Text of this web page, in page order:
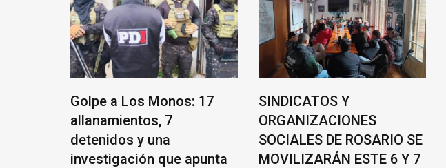
Golpe a Los Monos: 17
allanamientos, 7
detenidos y una
investigación que apunta
SINDICATOS Y
ORGANIZACIONES
SOCIALES DE ROSARIO SE
MOVILIZARÁN ESTE 6 Y 7